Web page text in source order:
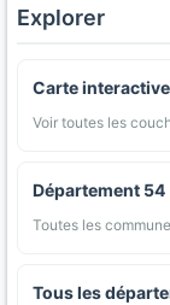
Explorer
Carte interactive
Voir toutes les
Département 54
Toutes les
Tous les